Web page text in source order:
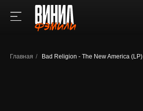
Главная / Bad Religion - The New America (LP)